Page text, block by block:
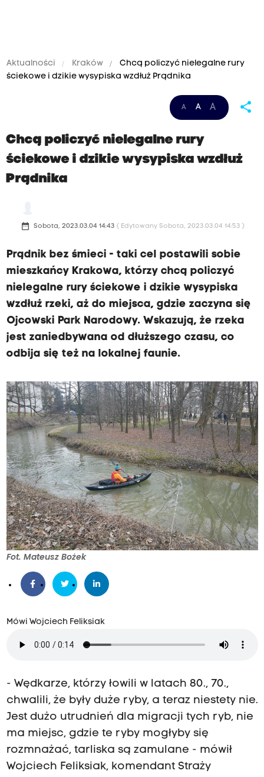
Aktualności Kraków
Chcą policzyć nielegalne rury
ściekowe i dzikie wysypiska wzdłuż Prądnika
A A A share
Chcą policzyć nielegalne rury
ściekowe i dzikie wysypiska wzdłuż
Prądnika
date_range Sobota, 2023.03.04 14:43 ( Edytowany Sobota, 2023.03.04 14:53 )
Prądnik bez śmieci - taki cel postawili sobie
mieszkańcy Krakowa, którzy chcą policzyć
nielegalne rury ściekowe i dzikie wysypiska
wzdłuż rzeki, aż do miejsca, gdzie zaczyna się
Ojcowski Park Narodowy. Wskazują, że rzeka
jest zaniedbywana od dłuższego czasu, co
odbija się też na lokalnej faunie.
Fot. Mateusz Bożek
Mówi Wojciech Feliksiak
- Wędkarze, którzy łowili w latach 80., 70.,
chwalili, że były duże ryby, a teraz niestety nie.
Jest dużo utrudnień dla migracji tych ryb, nie
ma miejsc, gdzie te ryby mogłyby się
rozmnażać, tarliska są zamulane - mówił
Wojciech Feliksiak, komendant Straży